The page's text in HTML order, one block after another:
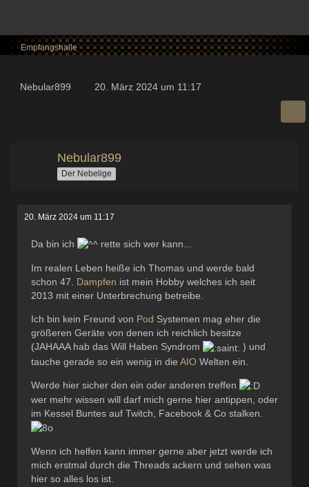
Empfangshalle
Nebular899 20. März 2024 um 11:17
Nebular899
Der Nebelige
20. März 2024 um 11:17
Da bin ich rette sich wer kann...
Im realen Leben heiße ich Thomas und werde bald
schon 47. Dampfen ist mein Hobby welches ich seit
2013 mit einer Unterbrechung betreibe.
Ich bin kein Freund von Pod Systemen mag eher die
größeren Geräte von denen ich reichlich besitze
(JAHAAA hab das Will Haben Syndrom
) und
tauche gerade so ein wenig in die AIO Welten ein.
Werde hier sicher den ein oder anderen treffen
wer mehr wissen will darf mich gerne hier antippen, oder
im Kessel Buntes auf Twitch, Facebook & Co stalken.
Wenn ich helfen kann immer gerne aber jetzt werde ich
mich erstmal durch die Threads ackern und sehen was
hier so alles los ist.